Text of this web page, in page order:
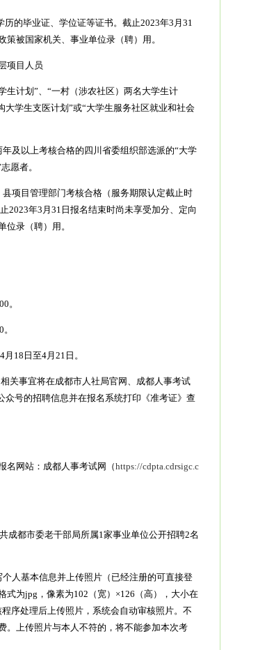
的毕业证、学位证等证书。截止2023年3月31
被国家机关、事业单位录（聘）用。
项目人员
生计划”、“一村（涉农社区）两名大学生计
大学生支医计划”或“大学生服务社区就业和社会
及以上考核合格的四川省委组织部选派的“大学
愿者。
项目管理部门考核合格（服务期限认定截止时
2023年3月31日报名结束时尚未享受加分、定向
录（聘）用。
。
18日至4月21日。
关事宜将在成都市人社局官网、成都人事考试
众号的招聘信息并在报名系统打印《准考证》查
名网站：成都人事考试网（https://cdpta.cdrsigc.c
成都市委老干部局所属1家事业单位公开招聘2名
人基本信息并上传照片（已经注册的可直接登
式为jpg，像素为102（宽）×126（高），大小在
序处理后上传照片，系统会自动审核照片。不
。上传照片与本人不符的，将不能参加本次考